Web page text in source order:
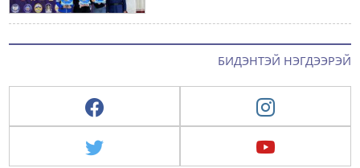
БИДЭНТЭЙ НЭГДЭЭРЭЙ